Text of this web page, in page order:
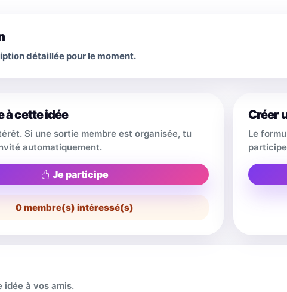
détaillée pour le moment.
à cette idée
Si une sortie membre est organisée, tu
automatiquement.
Je participe
0membre(s) intéressé(s)
Créer
Le
idée à vos amis.